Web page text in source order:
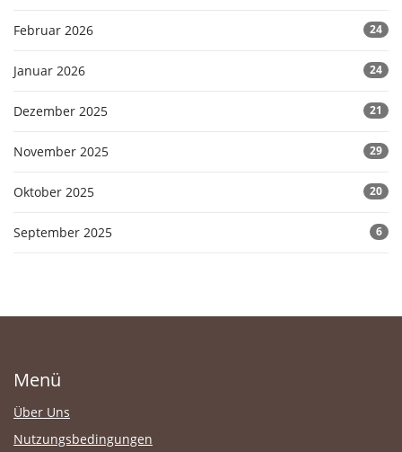
Februar 2026 24
Januar 2026 24
Dezember 2025 21
November 2025 29
Oktober 2025 20
September 2025 6
Menü
Über Uns
Nutzungsbedingungen